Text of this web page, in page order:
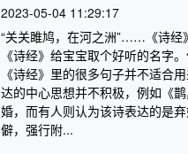
2023-05-04 11:29:17
“关关雎鸠，在河之洲”……《诗经
《诗经》给宝宝取个好听的名字
《诗经》里的很多句子并不适合
达的中心思想并不积极，例如《
婚，而有人则认为该诗表达的是
僻，强行附...